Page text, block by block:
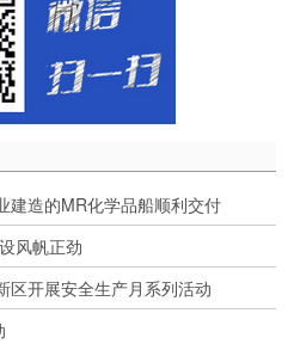
建造的MR化学品船顺利交付
风帆正劲
区开展安全生产月系列活动